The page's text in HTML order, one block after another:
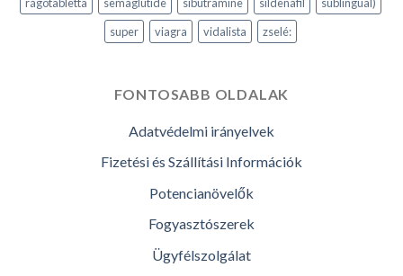
super
viagra vidalista zselé:
FONTOSABB OLDALAK
Adatvédelmi irányelvek
Fizetési és Szállítási Információk
Potencianövelők
Fogyasztószerek
Ügyfélszolgálat